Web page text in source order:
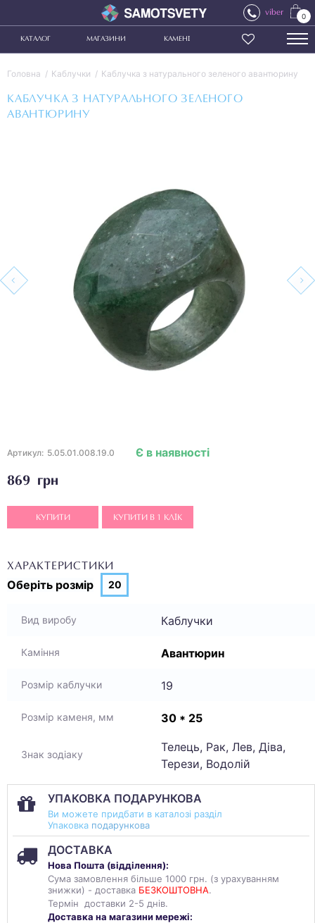
viber 0
КАТАЛОГ МАГАЗИНИ КАМЕНІ
Головна Каблучки Каблучка з натурального зеленого авантюрину
КАБЛУЧКА З НАТУРАЛЬНОГО ЗЕЛЕНОГО
АВАНТЮРИНУ
Артикул: 5.05.01.008.19.0
869 грн
Є в наявності
КУПИТИ КУПИТИ В 1 КЛІК
ХАРАКТЕРИСТИКИ
Оберіть розмір 20
Вид виробу Каблучки
Каміння Авантюрин
Розмір каблучки 19
Розмір каменя, мм 30 * 25
Знак зодіаку
Телець, Рак, Лев, Діва,
Терези, Водолій
УПАКОВКА ПОДАРУНКОВА
Ви можете придбати в каталозі разділ
Упаковка подарункова
ДОСТАВКА
Нова Пошта (відділення):
Сума замовлення більше 1000 грн. (з урахуванням
знижки) - доставка БЕЗКОШТОВНА.
Термін доставки 2-5 днів.
Доставка на магазини мережі: